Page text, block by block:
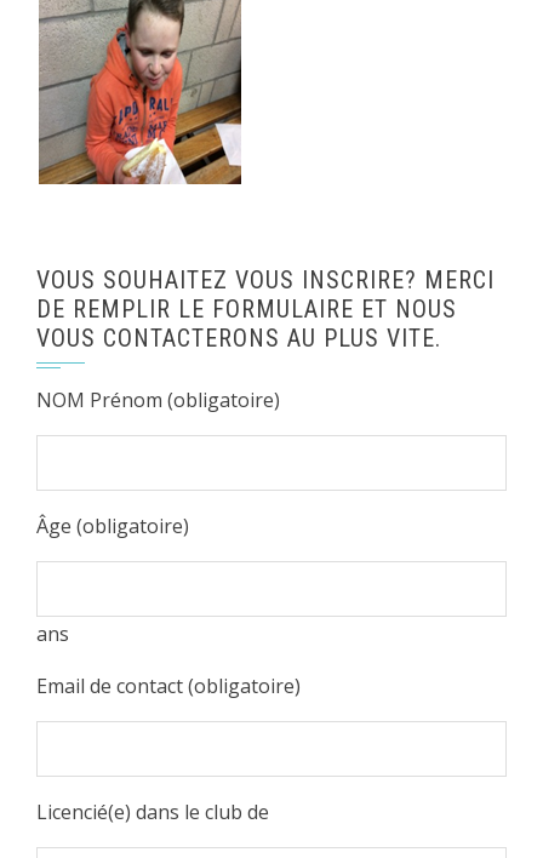
VOUS SOUHAITEZ VOUS INSCRIRE? MERCI
DE REMPLIR LE FORMULAIRE ET NOUS
VOUS CONTACTERONS AU PLUS VITE.
NOM Prénom (obligatoire)
Âge (obligatoire)
ans
Email de contact (obligatoire)
Licencié(e) dans le club de